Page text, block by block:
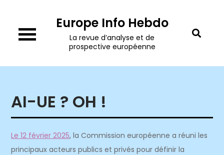
content
Europe Info Hebdo
La revue d’analyse et de
prospective européenne
AI-UE ? OH !
Le 12 février 2025, la Commission européenne a réuni les
principaux acteurs publics et privés pour définir la